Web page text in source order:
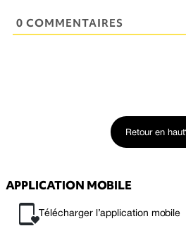
0 COMMENTAIRES
Retour en haut
APPLICATION MOBILE
Télécharger l’application mobile